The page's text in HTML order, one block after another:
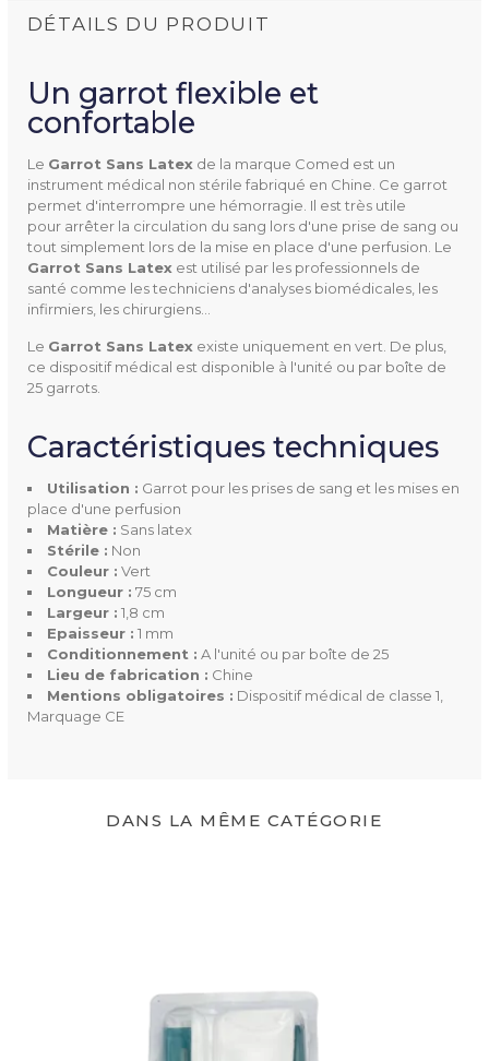
DÉTAILS DU PRODUIT
Un garrot flexible et
confortable
Le Garrot Sans Latex de la marque Comed est un
instrument médical non stérile fabriqué en Chine. Ce garrot
permet d'interrompre une hémorragie. Il est très utile
pour arrêter la circulation du sang lors d'une prise de sang ou
tout simplement lors de la mise en place d'une perfusion. Le
Garrot Sans Latex est utilisé par les professionnels de
santé comme les techniciens d'analyses biomédicales, les
infirmiers, les chirurgiens…
Le Garrot Sans Latex existe uniquement en vert. De plus,
ce dispositif médical est disponible à l'unité ou par boîte de
25 garrots.
Caractéristiques techniques
Utilisation : Garrot pour les prises de sang et les mises en
place d'une perfusion
Matière : Sans latex
Stérile : Non
Couleur : Vert
Longueur : 75 cm
Largeur : 1,8 cm
Epaisseur : 1 mm
Conditionnement : A l'unité ou par boîte de 25
Lieu de fabrication : Chine
Mentions obligatoires : Dispositif médical de classe 1,
Marquage CE
Référence4290147
Utilisation Garrot
Lieu De Fabrication
Largeur 1,8 cm
Épaisseur
Matière
Couleur(s) Disponible(s) Vert
Stérile
DANS LA MÊME CATÉGORIE